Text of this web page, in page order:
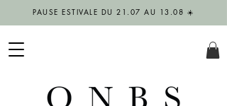
PAUSE ESTIVALE DU 21.07 AU 13.08 ☀️